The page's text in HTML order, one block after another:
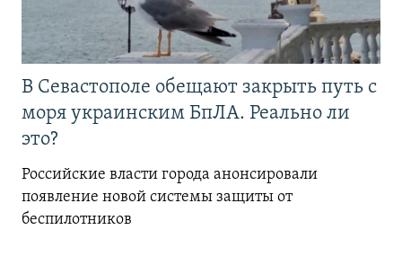
В Севастополе обещают закрыть путь с
моря украинским БпЛА. Реально ли
это?
Российские власти города анонсировали
появление новой системы защиты от
беспилотников